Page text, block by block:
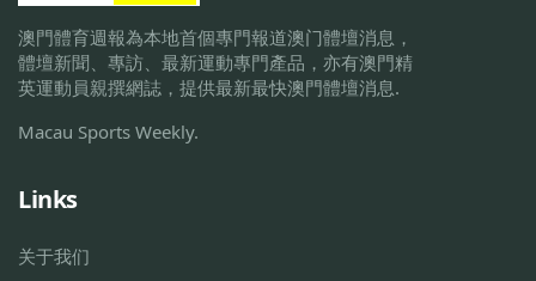
澳門體育週報為本地首個專門報道澳门體壇消息，
體壇新聞、專訪、最新運動專門產品，亦有澳門精
英運動員親撰網誌，提供最新最快澳門體壇消息.
Macau Sports Weekly.
Links
关于我们